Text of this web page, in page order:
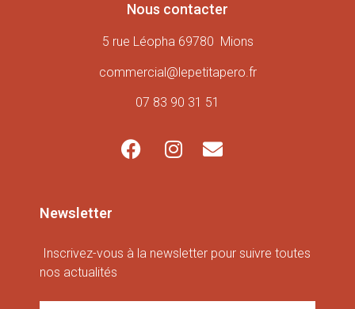
Nous contacter
5 rue Léopha 69780 Mions
commercial@lepetitapero.fr
07 83 90 31 51
Newsletter
Inscrivez-vous à la newsletter pour suivre toutes
nos actualités